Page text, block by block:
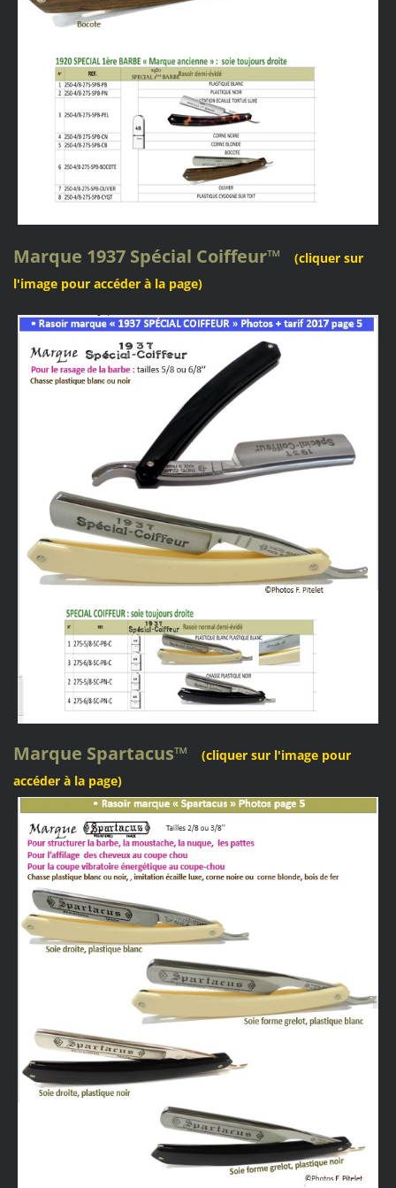
Marque 1937 Spécial Coiffeur™
(cliquer sur
l'image pour accéder à la page)
Marque Spartacus™
(cliquer sur l'image pour
accéder à la page)